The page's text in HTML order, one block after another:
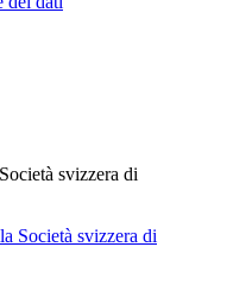
svizzera di